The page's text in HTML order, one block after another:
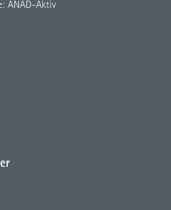
ANAD-Aktiv